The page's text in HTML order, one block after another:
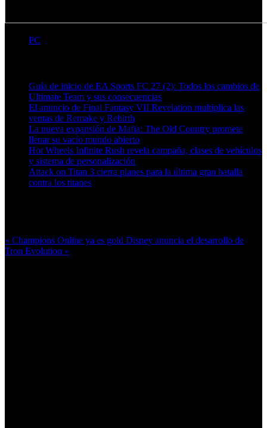
PC
Guía de inicio de EA Sports FC 27 (2): Todos los cambios de
Ultimate Team y sus consecuencias
El anuncio de Final Fantasy VII Revelation multiplica las
ventas de Remake y Rebirth
La nueva expansión de Mafia: The Old Country promete
llenar su vacío mundo abierto
Hot Wheels Infinite Rush revela campaña, clases de vehículos
y sistema de personalización
Attack on Titan 3 cierra planes para la última gran batalla
contra los titanes
« Champions Online ya es gold Disney anuncia el desarrollo de
Tron Evolution »